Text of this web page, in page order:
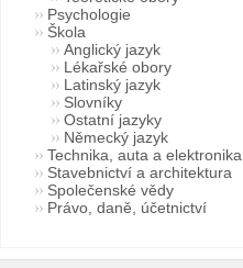
Psychologie
Škola
Anglický jazyk
Lékařské obory
Latinský jazyk
Slovníky
Ostatní jazyky
Německý jazyk
Technika, auta a elektronika
Stavebnictví a architektura
Společenské vědy
Právo, daně, účetnictví